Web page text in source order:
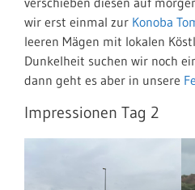
wir erst einmal zur Konoba
leeren Mägen mit lokalen
Dunkelheit suchen wir noch
dann geht es aber in unsere
Impressionen Tag 2